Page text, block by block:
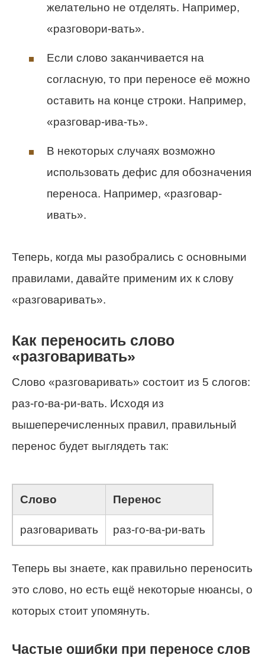
желательно не отделять. Например,
«разговори-вать».
Если слово заканчивается на
согласную, то при переносе её можно
оставить на концe строки. Например,
«разговар-ива-ть».
В некоторых случаях возможно
использовать дефис для обозначения
переноса. Например, «разговар-
ивать».
Теперь, когда мы разобрались с основными
правилами, давайте применим их к слову
«разговаривать».
Как переносить слово
«разговаривать»
Слово «разговаривать» состоит из 5 слогов:
раз-го-ва-ри-вать. Исходя из
вышеперечисленных правил, правильный
перенос будет выглядеть так:
Слово Перенос
разговаривать раз-го-ва-ри-вать
Теперь вы знаете, как правильно переносить
это слово, но есть ещё некоторые нюансы, о
которых стоит упомянуть.
Частые ошибки при переносе слов